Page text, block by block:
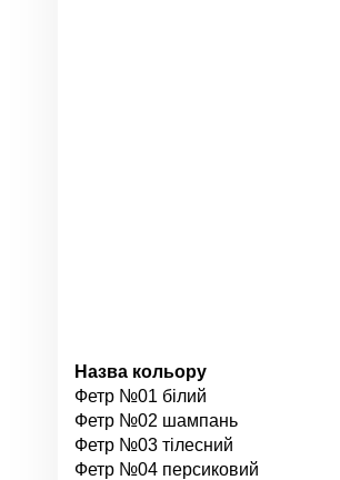
Назва кольору
Фетр №01 білий
Фетр №02 шампань
Фетр №03 тілесний
Фетр №04 персиковий